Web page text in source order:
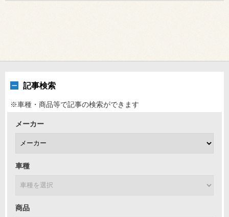
記事検索
※車種・商品等で記事の検索ができます
メーカー
車種
商品